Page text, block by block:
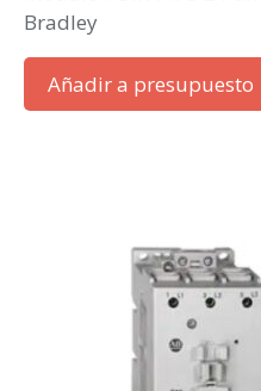
Bradley
Añadir a presupuesto